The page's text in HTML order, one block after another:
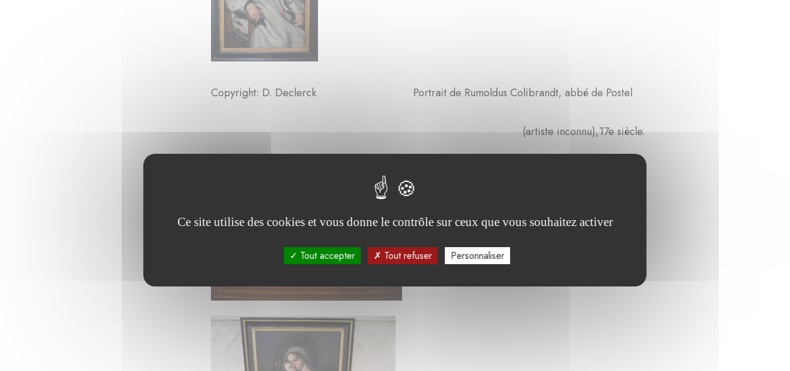
Copyright: D. Declerck Portrait de Rumoldus Colibrandt, abbé de Postel
(artiste inconnu),17e siècle.
Ce site utilise des cookies et vous donne le contrôle sur ceux que vous souhaitez activer
Tout accepter Tout refuser Personnaliser